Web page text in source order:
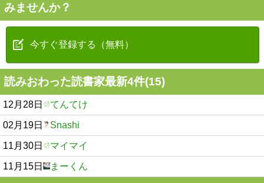
みませんか？
今すぐ登録する（無料）
読みおわった読書家最新4件(15)
12月28日 てんてけ
02月19日 Snashi
11月30日 マイマイ
11月15日 まーくん